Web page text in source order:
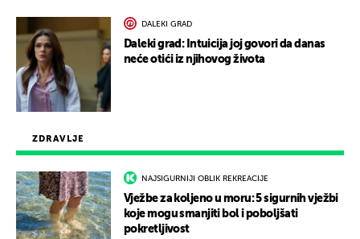
ZDRAVLJE
NAJSIGURNIJI OBLIK REKREACIJE
Vježbe za koljeno u moru: 5 sigurnih vježbi
koje mogu smanjiti bol i poboljšati
pokretljivost
DALEKI GRAD
Daleki grad: Intuicija joj govori da danas
neće otići iz njihovog života